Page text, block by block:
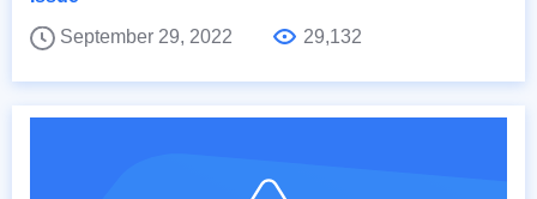
September 29, 2022
29,132